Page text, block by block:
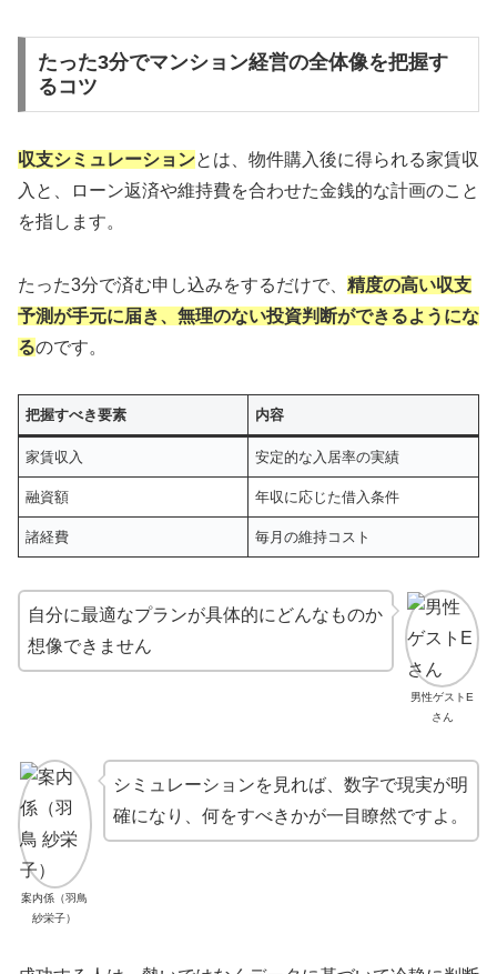
たった3分でマンション経営の全体像を把握す
るコツ
収支シミュレーションとは、物件購入後に得られる家賃収
入と、ローン返済や維持費を合わせた金銭的な計画のこと
を指します。
たった3分で済む申し込みをするだけで、 精度の高い収支
予測が手元に届き、無理のない投資判断ができるようにな
るのです。
把握すべき要素 内容
家賃収入 安定的な入居率の実績
融資額 年収に応じた借入条件
諸経費 毎月の維持コスト
男性ゲストE
さん
自分に最適なプランが具体的にどんなものか
想像できません
案内係（羽鳥
紗栄子）
シミュレーションを見れば、数字で現実が明
確になり、何をすべきかが一目瞭然ですよ。